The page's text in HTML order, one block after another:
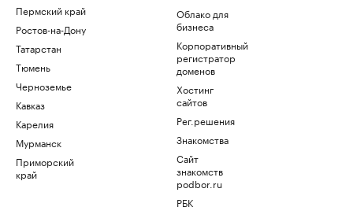
Пермский край
Ростов-на-Дону
Татарстан
Тюмень
Черноземье
Кавказ
Карелия
Мурманск
Приморский
край
Облако для
бизнеса
Корпоративный
регистратор
доменов
Хостинг
сайтов
Рег.решения
Знакомства
Сайт
знакомств
podbor.ru
РБК